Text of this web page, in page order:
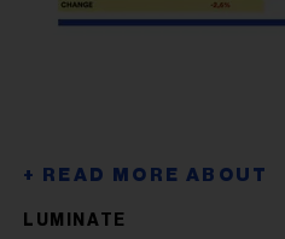
LUMINATE